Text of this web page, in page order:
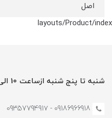
اصل
layouts/Product/index
شنبه تا پنج شنبه ازساعت 10 الی 22 پاسخگوی شما هستیم
09186966918 - 0935779491۷